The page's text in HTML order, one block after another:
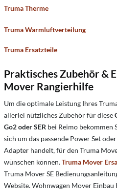
Truma Therme
Truma Warmluftverteilung
Truma Ersatzteile
Praktisches Zubehör &
Mover Rangierhilfe
Um die optimale Leistung Ihres
allerlei nützliches Zubehör für diese
Go2 oder SER bei Reimo bekommen
sich um das passende Power Set
Adapter handelt, für den Truma
wünschen können.Truma Mover
Truma Mover SE
Website. Wohnwagen Mover